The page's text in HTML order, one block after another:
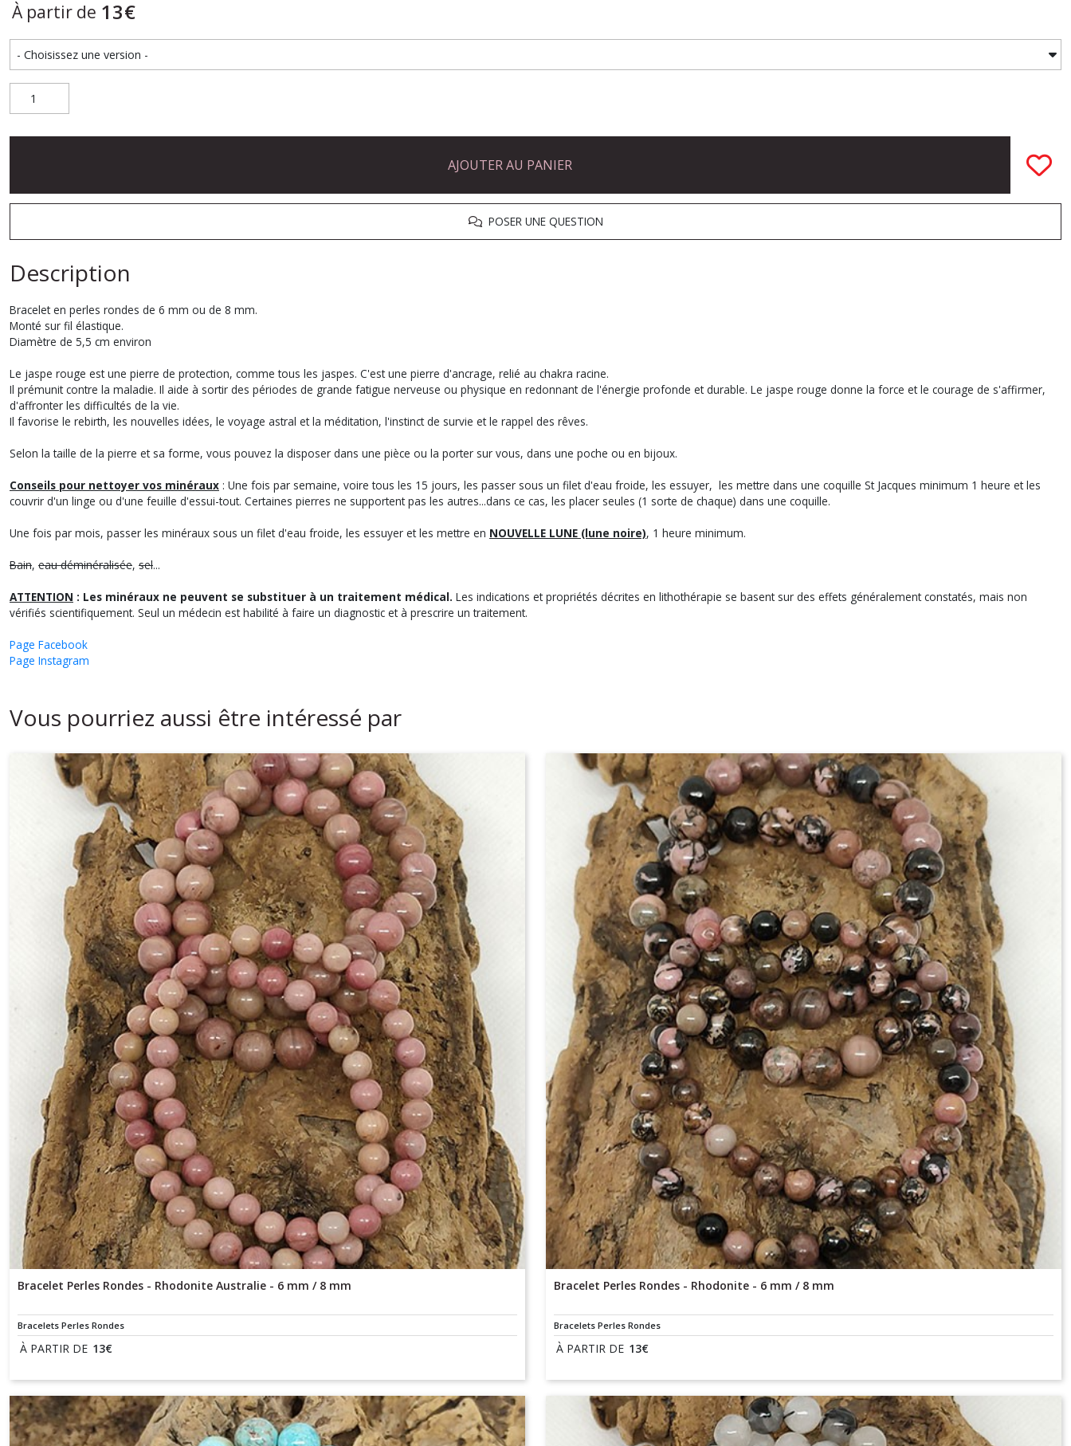
À partir de 13€
AJOUTER AU PANIER
POSER UNE QUESTION
Description
Bracelet en perles rondes de 6 mm ou de 8 mm.
Monté sur fil élastique.
Diamètre de 5,5 cm environ
Le jaspe rouge est une pierre de protection, comme tous les jaspes. C'est une pierre d'ancrage, relié au chakra racine.
Il prémunit contre la maladie. Il aide à sortir des périodes de grande fatigue nerveuse ou physique en redonnant de l'énergie profonde et durable. Le jaspe rouge donne la force et le courage de s'affirmer,
d'affronter les difficultés de la vie.
Il favorise le rebirth, les nouvelles idées, le voyage astral et la méditation, l'instinct de survie et le rappel des rêves.
Selon la taille de la pierre et sa forme, vous pouvez la disposer dans une pièce ou la porter sur vous, dans une poche ou en bijoux.
Conseils pour nettoyer vos minéraux : Une fois par semaine, voire tous les 15 jours, les passer sous un filet d'eau froide, les essuyer, les mettre dans une coquille St Jacques minimum 1 heure et les
couvrir d'un linge ou d'une feuille d'essui-tout. Certaines pierres ne supportent pas les autres...dans ce cas, les placer seules (1 sorte de chaque) dans une coquille.
Une fois par mois, passer les minéraux sous un filet d'eau froide, les essuyer et les mettre en NOUVELLE LUNE (lune noire), 1 heure minimum.
Bain, eau déminéralisée, sel...
ATTENTION : Les minéraux ne peuvent se substituer à un traitement médical. Les indications et propriétés décrites en lithothérapie se basent sur des effets généralement constatés, mais non
vérifiés scientifiquement. Seul un médecin est habilité à faire un diagnostic et à prescrire un traitement.
Page Facebook
Page Instagram
Vous pourriez aussi être intéressé par
Bracelet Perles Rondes - Rhodonite Australie - 6 mm / 8 mm
Bracelets Perles Rondes
À PARTIR DE 13€
Bracelet Perles Rondes - Rhodonite - 6 mm / 8 mm
Bracelets Perles Rondes
À PARTIR DE 13€